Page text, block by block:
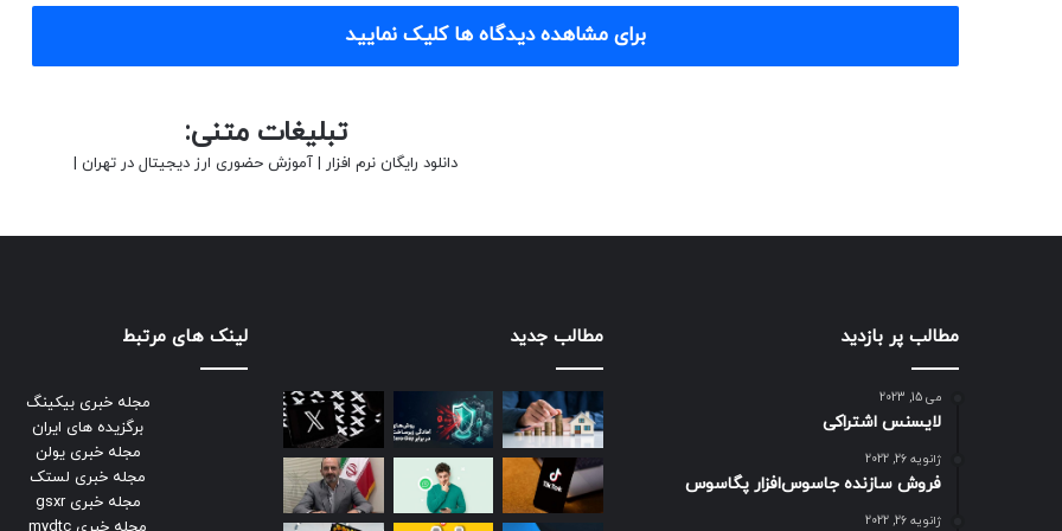
برای مشاهده دیدگاه ها کلیک نمایید
تبلیغات متنی:
دانلود رایگان نرم افزار | آموزش حضوری ارز دیجیتال در تهران |
مطالب پر بازدید
می 15, 2023
لایسنس اشتراکی
ژانویه 26, 2022
فروش سازنده جاسوس‌افزار پگاسوس
ژانویه 26, 2022
مطالب جدید لینک های مرتبط
مجله خبری بیکینگ
برگزیده های ایران
مجله خبری یولن
مجله خبری لستک
مجله خبری gsxr